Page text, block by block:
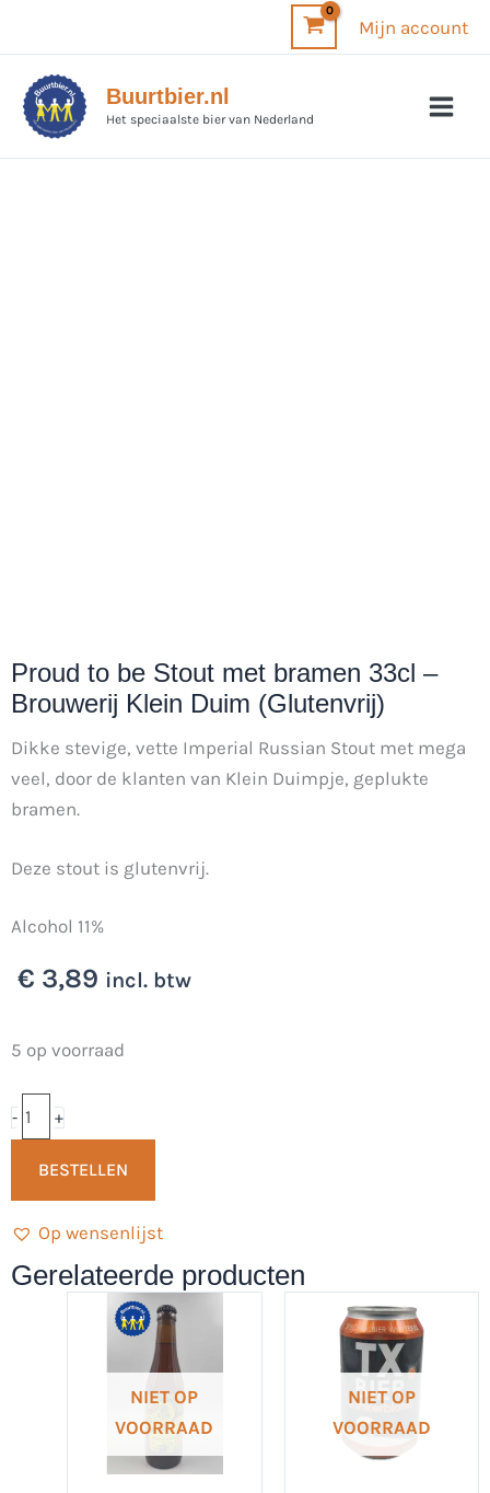
inhoud
Mijn account
Buurtbier.nl
Het speciaalste bier van Nederland
Proud to be Stout met bramen 33cl –
Brouwerij Klein Duim (Glutenvrij)
Dikke stevige, vette Imperial Russian Stout met mega
veel, door de klanten van Klein Duimpje, geplukte
bramen.
Deze stout is glutenvrij.
Alcohol 11%
€ 3,89 incl. btw
5 op voorraad
-
Proud
be
Stout
met
bramen
33cl
-
Brouwerij
+
BESTELLEN
Op wensenlijst
Gerelateerde producten
NIET OP
VOORRAAD
NIET OP
VOORRAAD